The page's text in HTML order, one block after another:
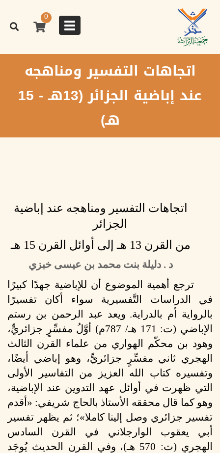
المحتوى
الرئيسي
Toggle
navigation
0
اتجاهات التفسير ومناهجه
عند إباضية الجزائر (13هـ - 15
هـ)
اتجاهات التفسير ومناهجه عند إباضية
الجزائر
من القرن 13 هـ إلى أوائل القرن 15 هـ
د . دليلة بنت محمد بن عيسى خبزي
ترجع أهمية الموضوع أن للإباضية جهدًا كبيرًا
في الدراسات التَّفسيرية سواء أكان تفسيرًا
بالرواية أم بالدراية. ويعد عبد الرحمن بن رستم
الإباضي (ت: 171 هـ/ 787م) أوَّلُ مفسِّرٍ جزائريٍّ،
وهود بن محكّم الهواري من علماء القرن الثالث
الهجري ثاني مفسِّرٍ جزائريٍّ، وهو إباضي أيضًا،
وتفسيره كتاب الله العزيز من التفاسير الأولى
التي ظهرت في أوائل عهد التدوين عند الإباضية،
وهو كما قال محققه الأستاذ بالحاج شريفي: «أقدم
تفسير جزائري وصل إلينا كاملا»؛ ثم يظهر تفسير
أبي يعقوب الوارجلاني في القرن السادس
الهجري (ت: 570 هـ)،
وفي القرن الحديث يُوجَد